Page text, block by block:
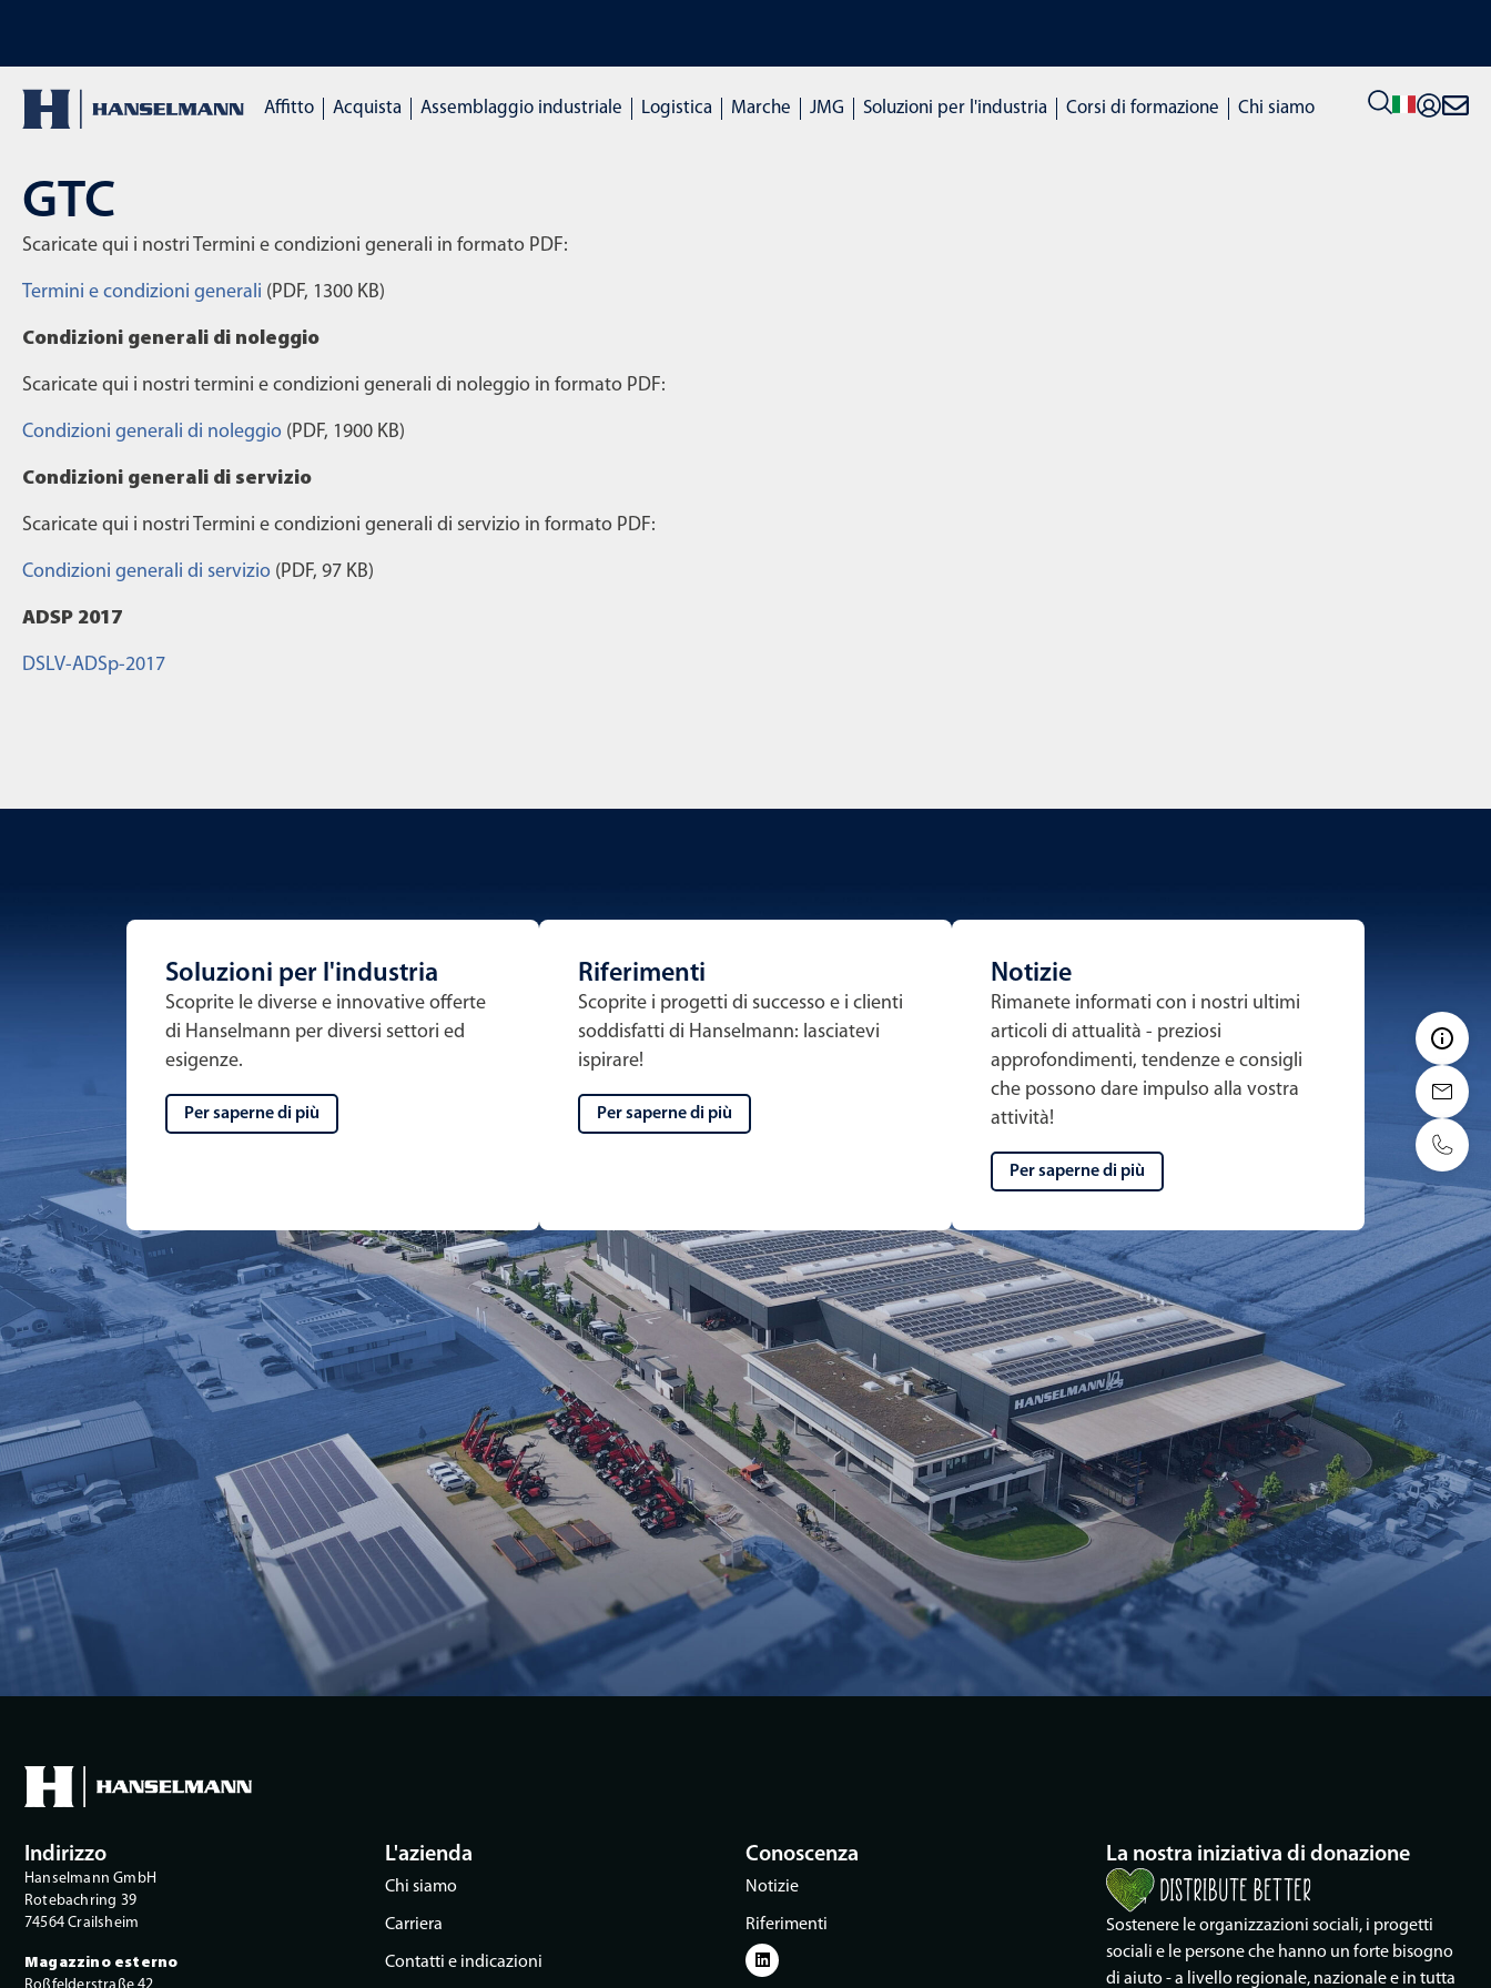
negozio SCOPRI LE NOSTRE MACCHINE A NOLEGGIO: Clicca qui e noleggia dal vivo SCOPRI I NOSTRI CORSI
Affitto Acquista Assemblaggio industriale Logistica Marche JMG Soluzioni per l'industria Corsi di formazione Chi siamo
GTC
Scaricate qui i nostri Termini e condizioni generali in formato PDF:
Termini e condizioni generali (PDF, 1300 KB)
Condizioni generali di noleggio
Scaricate qui i nostri termini e condizioni generali di noleggio in formato PDF:
Condizioni generali di noleggio (PDF, 1900 KB)
Condizioni generali di servizio
Scaricate qui i nostri Termini e condizioni generali di servizio in formato PDF:
Condizioni generali di servizio (PDF, 97 KB)
ADSP 2017
DSLV-ADSp-2017
Soluzioni per l'industria
Scoprite le diverse e innovative offerte
di Hanselmann per diversi settori ed
esigenze.
Per saperne di più
Riferimenti
Scoprite i progetti di successo e i clienti
soddisfatti di Hanselmann: lasciatevi
ispirare!
Per saperne di più
Notizie
Rimanete informati con i nostri ultimi
articoli di attualità - preziosi
approfondimenti, tendenze e consigli
che possono dare impulso alla vostra
attività!
Per saperne di più
Indirizzo
Hanselmann GmbH
Rotebachring 39
74564 Crailsheim
Magazzino esterno
L'azienda
Chi siamo
Carriera
Contatti e indicazioni
Conoscenza
Notizie
Riferimenti
La nostra iniziativa di donazione
Sostenere le organizzazioni sociali, i progetti
sociali e le persone che hanno un forte bisogno
di aiuto - a livello regionale, nazionale e in tutta